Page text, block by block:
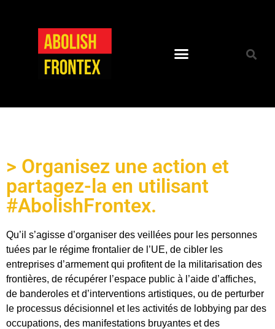
> Organisez une action et
partagez-la en utilisant
#AbolishFrontex.
Qu’il s’agisse d’organiser des veillées pour les personnes
tuées par le régime frontalier de l’UE, de cibler les
entreprises d’armement qui profitent de la militarisation des
frontières, de récupérer l’espace public à l’aide d’affiches,
de banderoles et d’interventions artistiques, ou de perturber
le processus décisionnel et les activités de lobbying par des
occupations, des manifestations bruyantes et des